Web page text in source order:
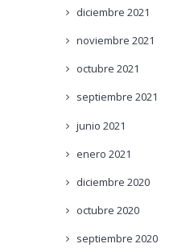
diciembre 2021
noviembre 2021
octubre 2021
septiembre 2021
junio 2021
enero 2021
diciembre 2020
octubre 2020
septiembre 2020